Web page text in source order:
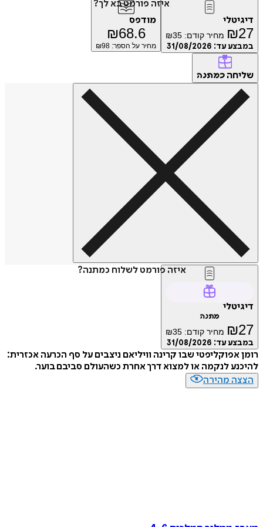
איזה פורמט בא לך?
₪ מחיר קודם: ₪35
עד:31/08/2026
מודפס
₪68.6
מחיר על הספר: ₪98
כמתנה
איזה פורמט לשלוח כמתנה?
₪ מחיר קודם: ₪35
עד:31/08/2026
שבו קרינה וויליאם ניצבים על סף הכרעה אכזרית:
לנקמה או למצוא דרך אחרת כשהעולם סביבם בוער.
מהירה